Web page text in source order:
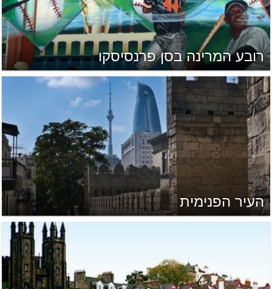
רובע המרינה בסן פרנסיסקו
העיר הפנימית